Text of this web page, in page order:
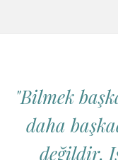
"Bilmek
daha
değildir.